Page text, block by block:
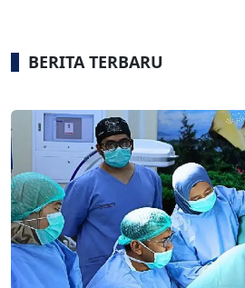
BERITA TERBARU